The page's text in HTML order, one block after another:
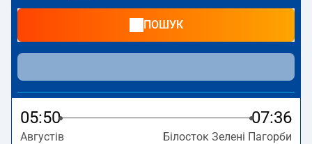
HAŃCZA
. Подорож цим потягом триває01:44. На
Білосток Зелені Пагорби
також інші потяги:— пропонують нижчу ціну квитка і
зазвичай довший час подорожі. Потяг завершує
маршрут на станції Білосток Зелені Пагорби.
ПОШУК
05:50 07:36
Августів Білосток Зелені Пагорби